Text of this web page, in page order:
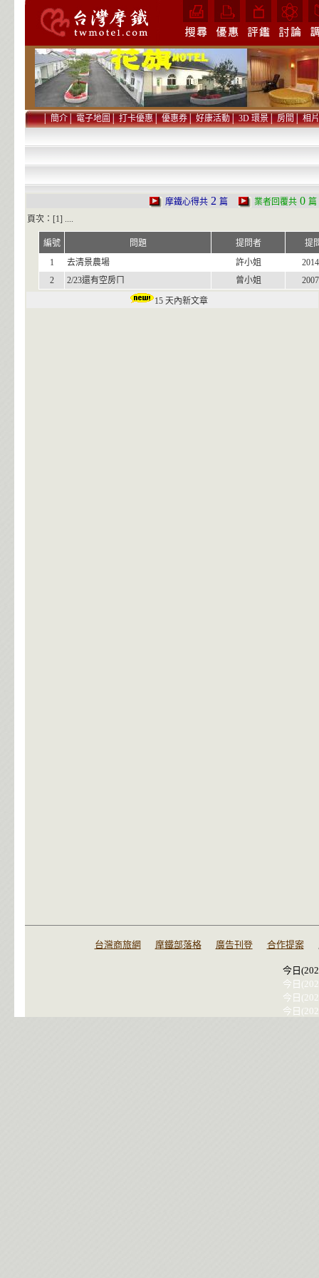
│簡介│電子地圖│打卡優惠│優惠券│好康活動│3D 環景│房間│相片
摩鐵心得共2 篇 業者回覆共0
頁次：[1] ....
編號 問題 提問者
提
1
去清景農場 許小姐
2
2/23還有空房ㄇ 曾小姐
15 天內新文章
台灣商旅網 摩鐵部落格 廣告刊登 合作提案
今日
今日
今日
今日